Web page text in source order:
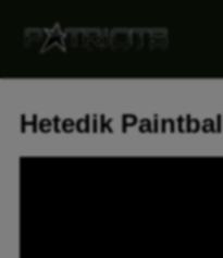
Hetedik